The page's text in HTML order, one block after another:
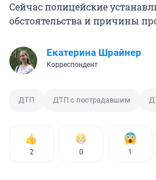
Сейчас полицейские
обстоятельства и причины
Екатерина Шрайнер
Корреспондент
ДТП ДТП с пострадавшим
2 0 1